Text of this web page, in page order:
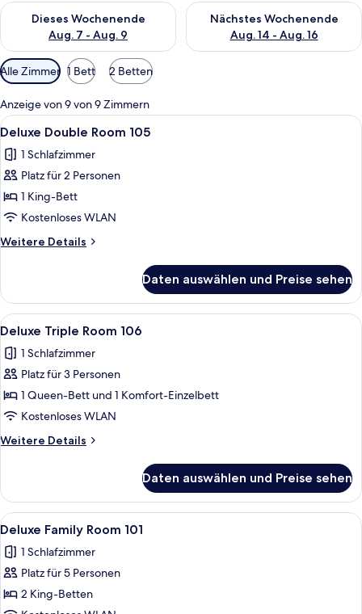
Dieses Wochenende
Aug. 7 - Aug. 9
Überprüfe die Verfügbarkeit für dieses Wochenende, Aug. 7
Nächstes Wochenende
Aug. 14 - Aug. 16
Überprüfe die Verfügbarkeit
Verfügbare
Filter
für
Zimmer
Alle Zimmer 1 Bett 2 Betten
Anzeige von 9 von 9 Zimmern
Alle
Fotos
für
Deluxe
Double
Room
105
anzeigen
Deluxe Double Room 105 |
4
Deluxe Double Room 105
1 Schlafzimmer
Platz für 2 Personen
1 King-Bett
Kostenloses WLAN
Weitere Details
Weitere
Double
Room
105
Daten auswählen und Preise sehen
Alle
Fotos
für
Deluxe
Triple
Room
106
anzeigen
Deluxe Triple Room 106 |
6
Deluxe Triple Room 106
1 Schlafzimmer
Platz für 3 Personen
1 Queen-Bett und 1 Komfort-Einzelbett
Kostenloses WLAN
Weitere Details
Weitere
Triple
Room
106
Daten auswählen und Preise sehen
Alle
Fotos
für
Deluxe
Family
Deluxe Family Room 101 |
4
Deluxe Family Room 101
1 Schlafzimmer
Platz für 5 Personen
2 King-Betten